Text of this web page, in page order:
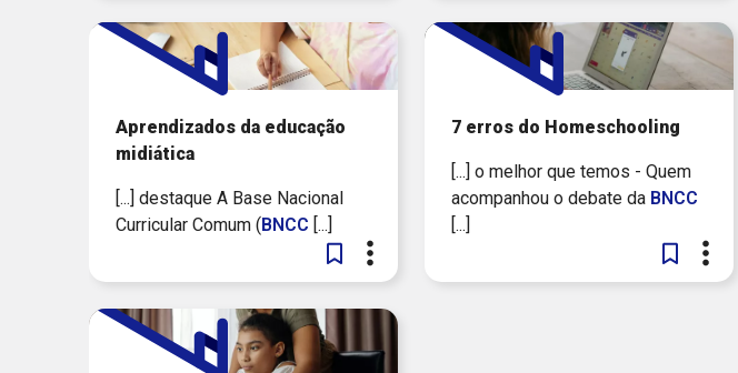
Aprendizados da educação
midiática
[...] destaque A Base Nacional
Curricular Comum (BNCC [...]
7 erros do Homeschooling
[...] o melhor que temos - Quem
acompanhou o debate da BNCC
[...]